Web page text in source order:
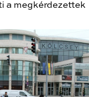
a megkérdezettek